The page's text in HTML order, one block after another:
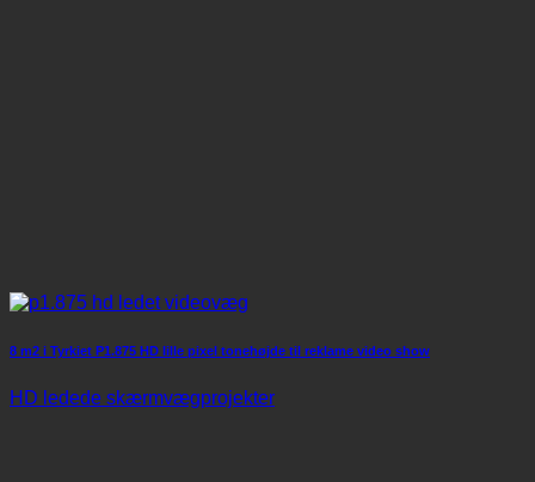
8 m2 i Tyrkiet P1.875 HD lille pixel tonehøjde til reklame video show
HD ledede skærmvægprojekter